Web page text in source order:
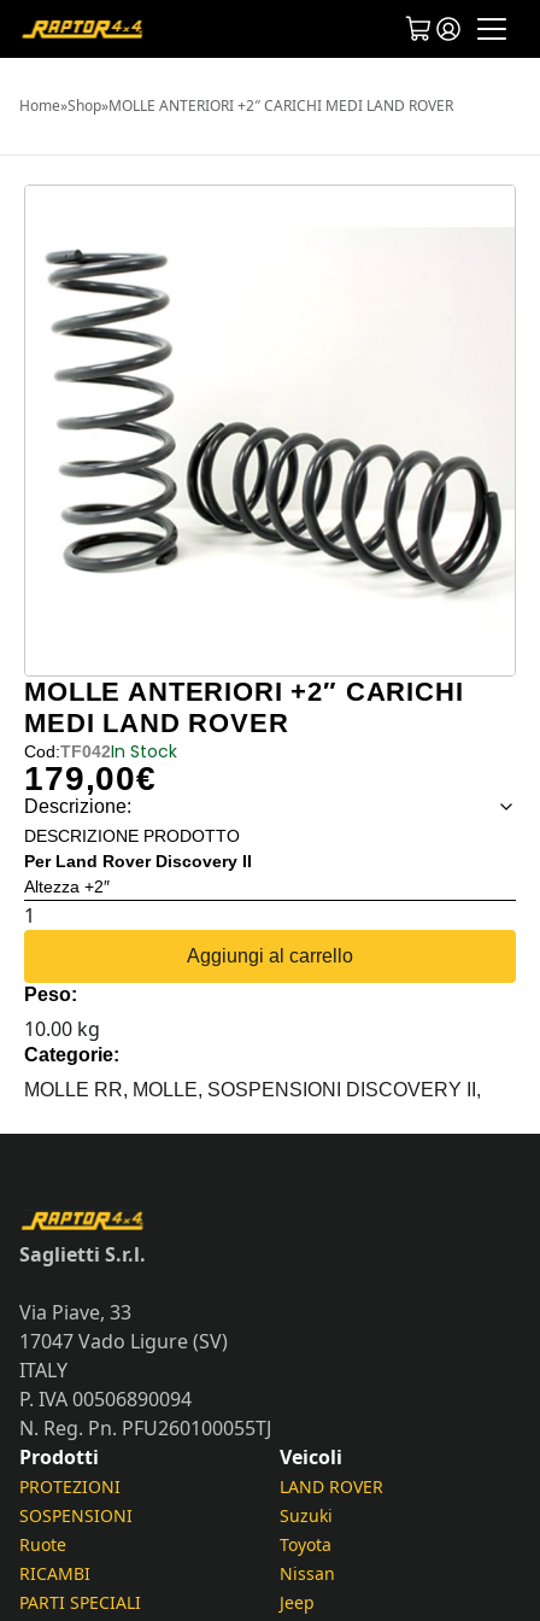
Home»Shop»MOLLE ANTERIORI +2″ CARICHI MEDI LAND ROVER
MOLLE ANTERIORI +2″ CARICHI
MEDI LAND ROVER
Cod:TF042In Stock
179,00€
Descrizione:
DESCRIZIONE PRODOTTO
Per Land Rover Discovery II
Altezza +2″
MOLLE
CARICHI
MEDI
LAND
ROVER
Aggiungi al carrello
Peso:
10.00 kg
Categorie:
MOLLE RR, MOLLE, SOSPENSIONI DISCOVERY II,
Saglietti S.r.l.
Via Piave, 33
17047 Vado Ligure (SV)
ITALY
P. IVA 00506890094
N. Reg. Pn. PFU260100055TJ
Prodotti
PROTEZIONI
SOSPENSIONI
Ruote
RICAMBI
PARTI SPECIALI
Veicoli
LAND ROVER
Suzuki
Toyota
Nissan
Jeep